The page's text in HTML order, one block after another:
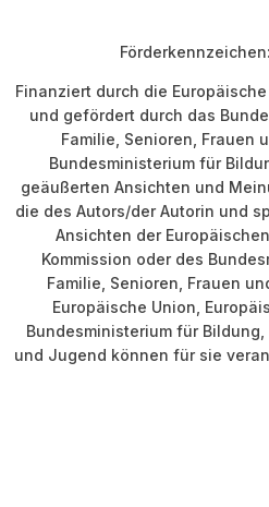
Finanziert durch die
und gefördert durch das
Familie, Senioren, Frauen
Bundesministerium für
geäußerten Ansichten und
die des Autors/der Autorin und
Ansichten der
Kommission oder des
Familie, Senioren, Frauen
Europäische Union,
Bundesministerium für
und Jugend können für sie